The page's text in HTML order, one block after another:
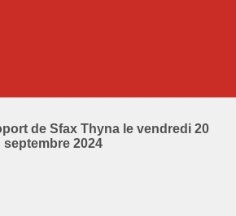
de Sfax Thyna le vendredi 20
septembre 2024